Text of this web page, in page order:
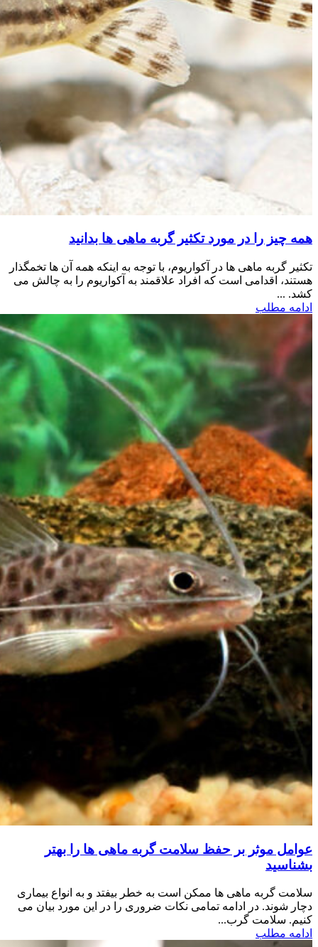
همه چیز را در مورد تکثیر گربه ماهی ها بدانید
تکثیر گربه ماهی ها در آکواریوم، با توجه به اینکه همه آن ها تخمگذار
هستند، اقدامی است که افراد علاقمند به آکواریوم را به چالش می
کشد. ...
ادامه مطلب
عوامل موثر بر حفظ سلامت گربه ماهی ها را بهتر
بشناسید
سلامت گربه ماهی ها ممکن است به خطر بیفتد و به انواع بیماری
دچار شوند. در ادامه تمامی نکات ضروری را در این مورد بیان می
کنیم. سلامت گرب...
ادامه مطلب